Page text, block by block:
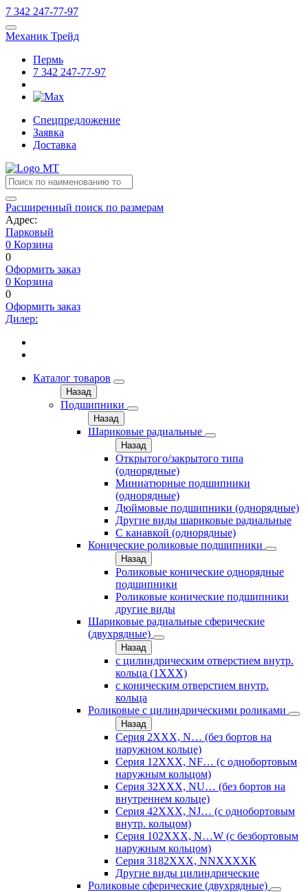
7 342 247-77-97
Механик Трейд
Пермь
7 342 247-77-97
Спецпредложение
Заявка
Доставка
Расширенный поиск по размерам
Адрес:
Парковый
0 Корзина
0
Оформить заказ
0 Корзина
0
Оформить заказ
Дилер:
Каталог товаров
Назад
Подшипники
Назад
Шариковые радиальные
Назад
Открытого/закрытого типа
(однорядные)
Миниатюрные подшипники
(однорядные)
Дюймовые подшипники (однорядные)
Другие виды шариковые радиальные
С канавкой (однорядные)
Конические роликовые подшипники
Назад
Роликовые конические однорядные
подшипники
Роликовые конические подшипники
другие виды
Шариковые радиальные сферические
(двухрядные)
Назад
с цилиндрическим отверстием внутр.
кольца (1ХХХ)
с коническим отверстием внутр.
кольца
Роликовые с цилиндрическими роликами
Назад
Серия 2ХХХ, N… (без бортов на
наружном кольце)
Серия 12ХХХ, NF… (с однобортовым
наружным кольцом)
Серия 32ХХХ, NU… (без бортов на
внутреннем кольце)
Серия 42ХХХ, NJ… (с однобортовым
внутр. кольцом)
Серия 102ХХХ, N…W (с безбортовым
наружным кольцом)
Серия 3182ХХХ, NNХХХХК
Другие виды цилиндрические
Роликовые сферические (двухрядные)